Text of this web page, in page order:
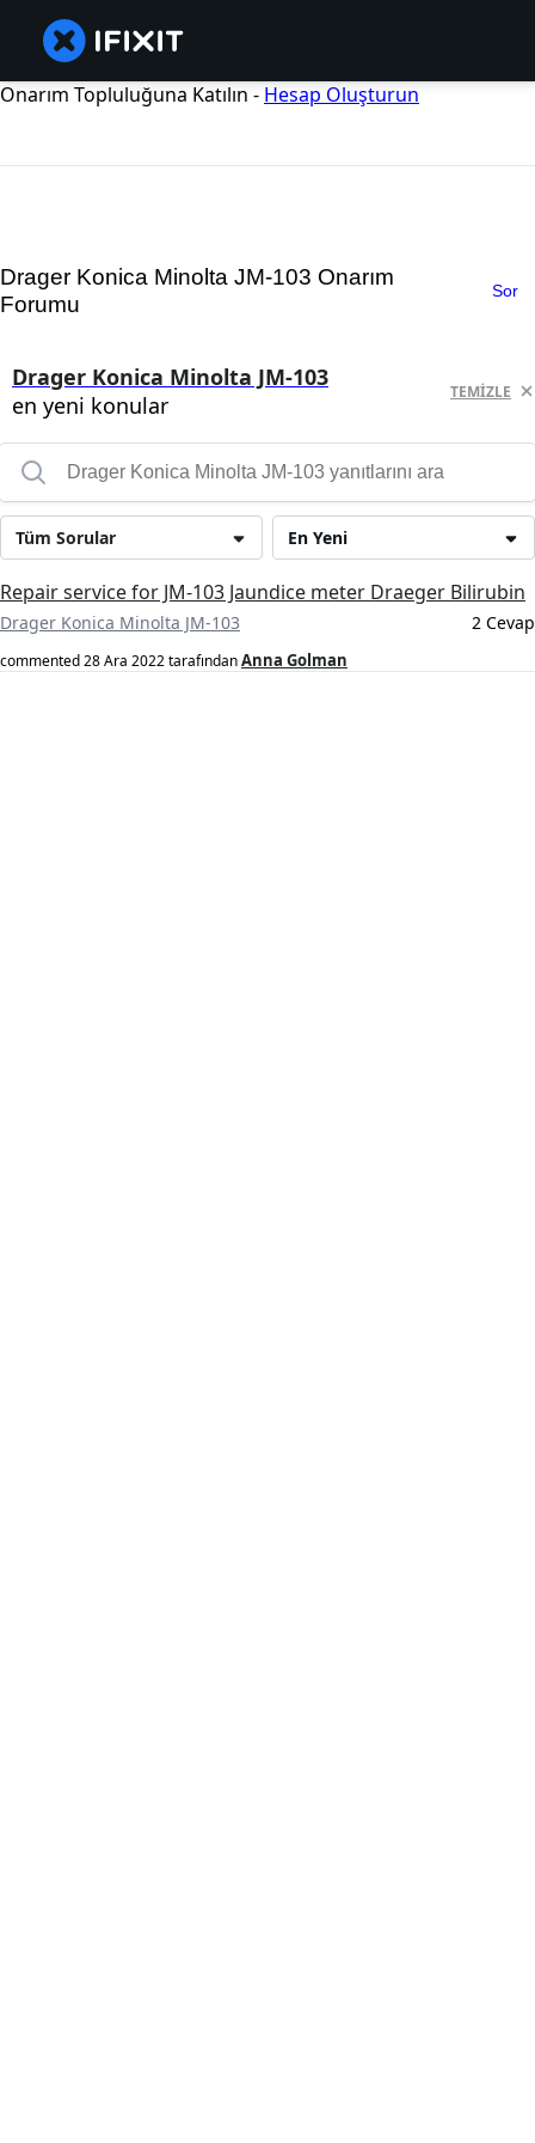
Onarım Topluluğuna Katılın - Hesap Oluşturun
Drager Konica Minolta JM-103 Onarım
Forumu
Sor
Drager Konica Minolta JM-103
en yeni konular
TEMIZLE
En Yeni
Tüm Sorular
Repair service for JM-103 Jaundice meter Draeger Bilirubin
Drager Konica Minolta JM-103 2 Cevap
commented28 Ara 2022tarafındanAnna Golman